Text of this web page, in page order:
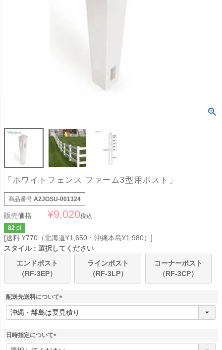
「ホワイトフェンス ファーム3型用ポスト」
商品番号 A2JGSU-001324
販売価格 ¥9,020税込
82 pt
送料 ¥770（北海道¥1,650・沖縄本島¥1,980）
スタイル
選択してください
エンドポスト
（RF-3EP）
ラインポスト
（RF-3LP）
コーナーポスト
（RF-3CP）
配送先送料について
(
必
日時指定について
(